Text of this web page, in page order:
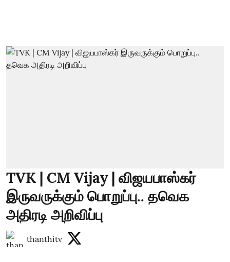
TVK | CM Vijay | விஜயபாஸ்கர்
இருவருக்கும் பொறுப்பு.. தவெக
அதிரடி அறிவிப்பு
thanthitv